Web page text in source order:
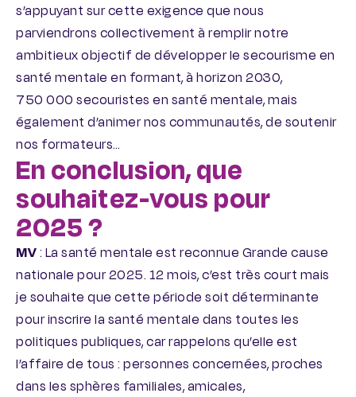
s’appuyant sur cette exigence que nous
parviendrons collectivement à remplir notre
ambitieux objectif de développer le secourisme en
santé mentale en formant, à horizon 2030,
750 000 secouristes en santé mentale, mais
également d’animer nos communautés, de soutenir
nos formateurs…
En conclusion, que
souhaitez-vous pour
2025 ?
MV: La santé mentale est reconnue Grande cause
nationale pour 2025. 12 mois, c’est très court mais
je souhaite que cette période soit déterminante
pour inscrire la santé mentale dans toutes les
politiques publiques, car rappelons qu’elle est
l’affaire de tous : personnes concernées, proches
dans les sphères familiales, amicales,